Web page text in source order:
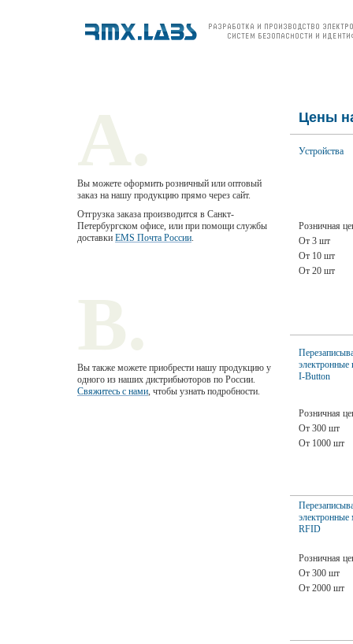
A.
Вы можете оформить розничный или оптовый
заказ на нашу продукцию прямо через сайт.
Отгрузка заказа производится в Санкт-
Петербургском офисе, или при помощи службы
доставки EMS Почта России.
В.
Вы также можете приобрести нашу продукцию у
одного из наших дистрибьюторов по России.
Свяжитесь с нами, чтобы узнать подробности.
Цены
Устройства
Розничная
От 3 шт
От 10 шт
От 20 шт
электронные
I-Button
Розничная
От 300 шт
От 1000 шт
электронные
RFID
Розничная
От 300 шт
От 2000 шт